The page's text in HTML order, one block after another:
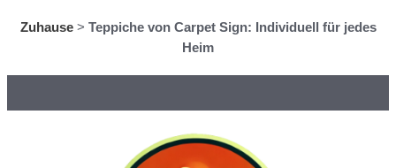
Zuhause> Teppiche von Carpet Sign: Individuell für jedes
Heim